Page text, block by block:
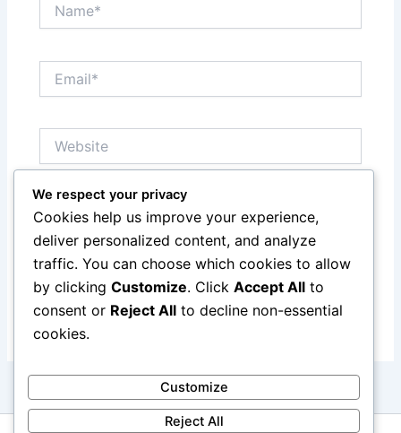
Save my name, email, and website in this browser
for the next time I comment.
We respect your privacy
Cookies help us improve your experience,
deliver personalized content, and analyze
traffic. You can choose which cookies to allow
by clicking Customize. Click Accept All to
consent or Reject All to decline non-essential
cookies.
Customize
Reject All